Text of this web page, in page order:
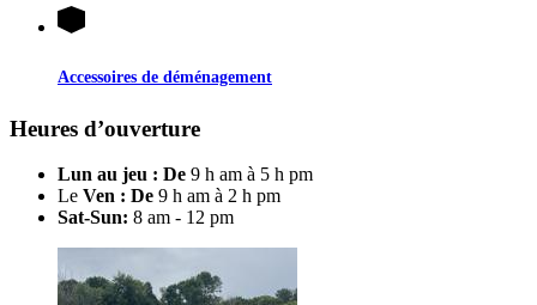
Accessoires de déménagement
Heures d’ouverture
Lun au jeu : De 9 h am à 5 h pm
Le Ven : De 9 h am à 2 h pm
Sat-Sun: 8 am - 12 pm